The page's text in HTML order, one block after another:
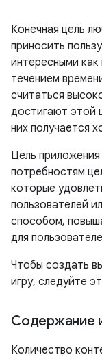
Конечная цель
приносить
интересными как
течением
считаться
достигают этой
них получается
Цель
потребностям
которые
пользователей
способом,
для
Чтобы создать
игру, следуйте
Содержание
Количество